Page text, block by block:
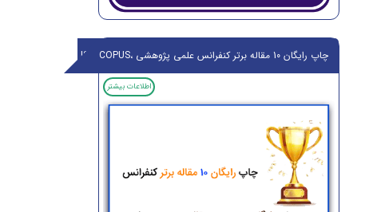
چاپ رایگان 10 مقاله برتر کنفرانس علمی پژوهشی ،ISI,SCOPUS
اطلاعات بیشتر